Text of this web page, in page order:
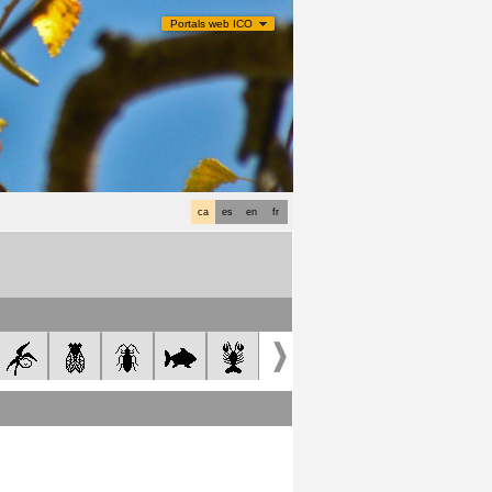
Portals web ICO
fr
en
es
ca